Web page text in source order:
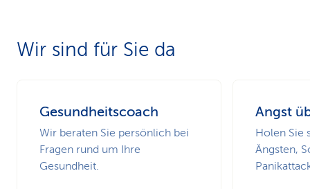
Wir sind für Sie da
Gesundheitscoach
Wir beraten Sie persönlich bei
Fragen rund um Ihre
Gesundheit.
Angst
Holen Sie
Ängsten,